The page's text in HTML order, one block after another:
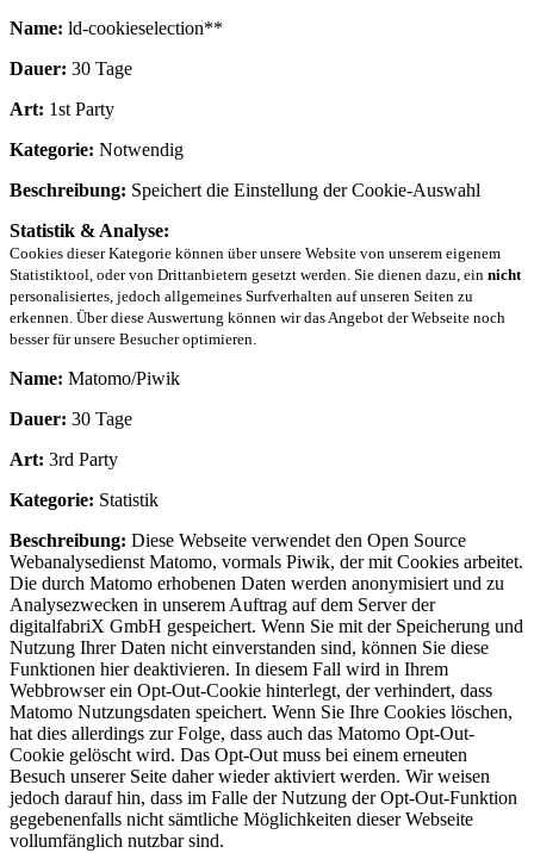
Name: ld-cookieselection**
Dauer: 30 Tage
Art: 1st Party
Kategorie: Notwendig
Beschreibung: Speichert die Einstellung der Cookie-Auswahl
Statistik & Analyse:
Cookies dieser Kategorie können über unsere Website von unserem eigenem
Statistiktool, oder von Drittanbietern gesetzt werden. Sie dienen dazu, ein nicht
personalisiertes, jedoch allgemeines Surfverhalten auf unseren Seiten zu
erkennen. Über diese Auswertung können wir das Angebot der Webseite noch
besser für unsere Besucher optimieren.
Name: Matomo/Piwik
Dauer: 30 Tage
Art: 3rd Party
Kategorie: Statistik
Beschreibung: Diese Webseite verwendet den Open Source
Webanalysedienst Matomo, vormals Piwik, der mit Cookies arbeitet.
Die durch Matomo erhobenen Daten werden anonymisiert und zu
Analysezwecken in unserem Auftrag auf dem Server der
digitalfabriX GmbH gespeichert. Wenn Sie mit der Speicherung und
Nutzung Ihrer Daten nicht einverstanden sind, können Sie diese
Funktionen hier deaktivieren. In diesem Fall wird in Ihrem
Webbrowser ein Opt-Out-Cookie hinterlegt, der verhindert, dass
Matomo Nutzungsdaten speichert. Wenn Sie Ihre Cookies löschen,
hat dies allerdings zur Folge, dass auch das Matomo Opt-Out-
Cookie gelöscht wird. Das Opt-Out muss bei einem erneuten
Besuch unserer Seite daher wieder aktiviert werden. Wir weisen
jedoch darauf hin, dass im Falle der Nutzung der Opt-Out-Funktion
gegebenenfalls nicht sämtliche Möglichkeiten dieser Webseite
vollumfänglich nutzbar sind.